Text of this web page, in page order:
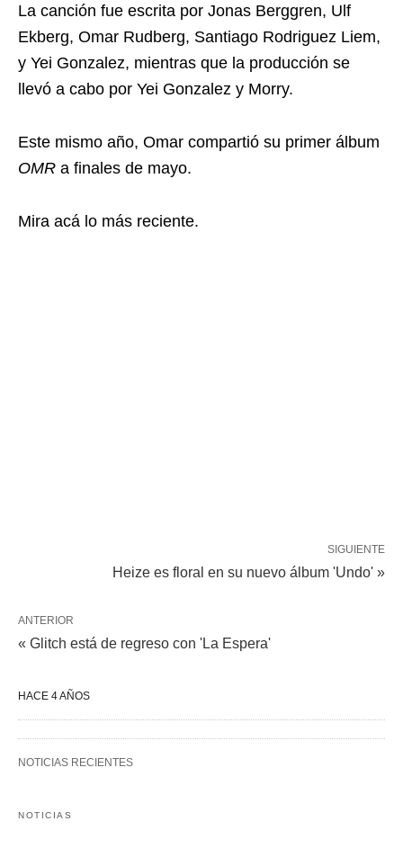
La canción fue escrita por Jonas Berggren, Ulf
Ekberg, Omar Rudberg, Santiago Rodriguez Liem,
y Yei Gonzalez, mientras que la producción se
llevó a cabo por Yei Gonzalez y Morry.
Este mismo año, Omar compartió su primer álbum
OMR a finales de mayo.
Mira acá lo más reciente.
SIGUIENTE
Heize es floral en su nuevo álbum 'Undo' »
ANTERIOR
« Glitch está de regreso con 'La Espera'
HACE 4 AÑOS
NOTICIAS RECIENTES
NOTICIAS